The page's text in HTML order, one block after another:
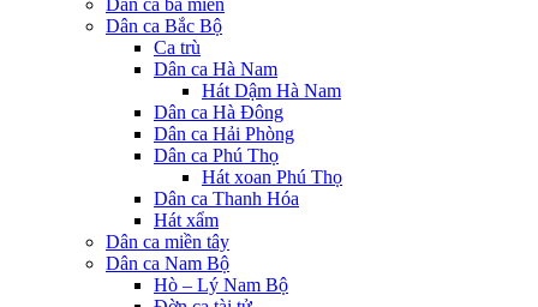
Dân ca ba miền
Dân ca Bắc Bộ
Ca trù
Dân ca Hà Nam
Hát Dậm Hà Nam
Dân ca Hà Đông
Dân ca Hải Phòng
Dân ca Phú Thọ
Hát xoan Phú Thọ
Dân ca Thanh Hóa
Hát xẩm
Dân ca miền tây
Dân ca Nam Bộ
Hò – Lý Nam Bộ